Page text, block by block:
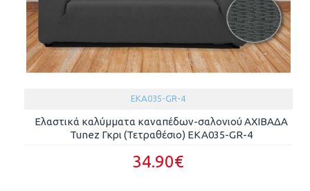
EKA035-GR-4
Ελαστικά καλύμματα καναπέδων-σαλονιού ΑΧΙΒΑΔΑ
Tunez Γκρι (Τετραθέσιο) EKA035-GR-4
34.90€